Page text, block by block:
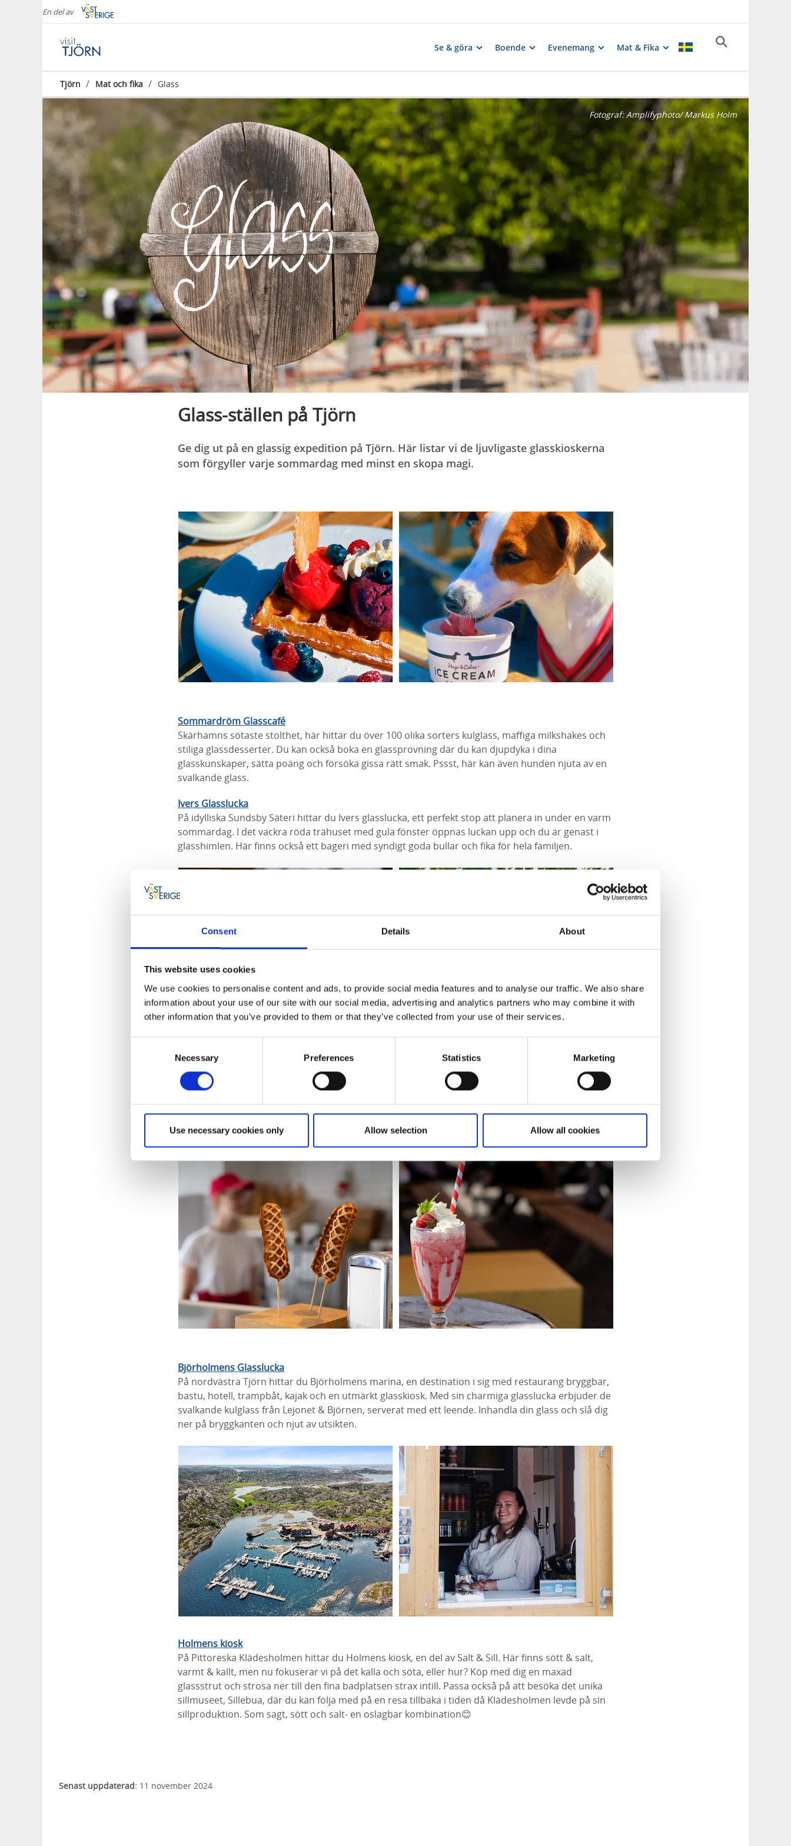
Consent Details About
This website uses cookies
We use cookies to personalise content and ads, to provide social media features and to analyse our traffic. We also share
information about your use of our site with our social media, advertising and analytics partners who may combine it with
other information that you’ve provided to them or that they’ve collected from your use of their services.
Necessary Preferences Statistics Marketing
Use necessary cookies only Allow selection Allow all cookies
En del av
Se & göra Boende Evenemang Mat & Fika
Tjörn / Mat och fika / Glass
Fotograf:Amplifyphoto/ Markus Holm
Glass-ställen på Tjörn
Ge dig ut på en glassig expedition på Tjörn. Här listar vi de ljuvligaste glasskioskerna
som förgyller varje sommardag med minst en skopa magi.
Sommardröm Glasscafé
Skärhamns sötaste stolthet, här hittar du över 100 olika sorters kulglass, maffiga milkshakes och
stiliga glassdesserter. Du kan också boka en glassprovning där du kan djupdyka i dina
glasskunskaper, sätta poäng och försöka gissa rätt smak. Pssst, här kan även hunden njuta av en
svalkande glass.
Ivers Glasslucka
På idylliska Sundsby Säteri hittar du Ivers glasslucka, ett perfekt stop att planera in under en varm
sommardag. I det vackra röda trähuset med gula fönster öppnas luckan upp och du är genast i
glasshimlen. Här finns också ett bageri med syndigt goda bullar och fika för hela familjen.
Linas Brygga
Hoppa på färjan till den bilfria ön Dyrön och besök härliga Linas Brygga, där mottot är att erbjuda
dig Sveriges bästa glass. Med en gedigen glassmeny hittar du garanterat en ny favorit varje gång,
detta är verkligen en glassbar i ordets rätta bemärkelse! Utöver smaskig glass kan du köpa
hos Linas Brygga.
Björholmens Glasslucka
På nordvästra Tjörn hittar du Björholmens marina, en destination i sig med restaurang bryggbar,
bastu, hotell, trampbåt, kajak och en utmärkt glasskiosk. Med sin charmiga glasslucka erbjuder de
svalkande kulglass från Lejonet & Björnen, serverat med ett leende. Inhandla din glass och slå dig
ner på bryggkanten och njut av utsikten.
Holmens kiosk
På Pittoreska Klädesholmen hittar du Holmens kiosk, en del av Salt & Sill. Här finns sött & salt,
varmt & kallt, men nu fokuserar vi på det kalla och söta, eller hur? Köp med dig en maxad
glassstrut och strosa ner till den fina badplatsen strax intill. Passa också på att besöka det unika
sillmuseet, Sillebua, där du kan följa med på en resa tillbaka i tiden då Klädesholmen levde på sin
sillproduktion. Som sagt, sött och salt- en oslagbar kombination😊
Senast uppdaterad: 11 november 2024